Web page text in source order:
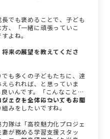
でも褒めることで、子ども
、「一緒に頑張っていこ
よね。
来の展望を教えてくださ
も多くの子どもたちに、達
られれば、と思っていま
いんです。「こんなことが
ことをしてみたい」そんな
みをしたいですね。
ェクト全体についてもお聞
隊は「高校魅力化プロジェ
が務める学習支援スタッ